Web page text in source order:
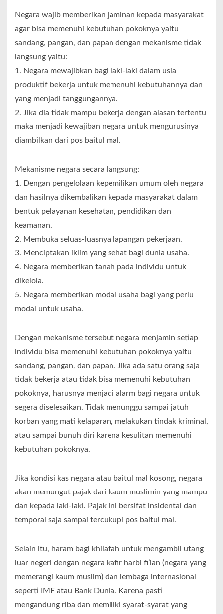
Negara wajib memberikan jaminan kepada masyarakat
agar bisa memenuhi kebutuhan pokoknya yaitu
sandang, pangan, dan papan dengan mekanisme tidak
langsung yaitu:
1. Negara mewajibkan bagi laki-laki dalam usia
produktif bekerja untuk memenuhi kebutuhannya dan
yang menjadi tanggungannya.
2. Jika dia tidak mampu bekerja dengan alasan tertentu
maka menjadi kewajiban negara untuk mengurusinya
diambilkan dari pos baitul mal.
Mekanisme negara secara langsung:
1. Dengan pengelolaan kepemilikan umum oleh negara
dan hasilnya dikembalikan kepada masyarakat dalam
bentuk pelayanan kesehatan, pendidikan dan
keamanan.
2. Membuka seluas-luasnya lapangan pekerjaan.
3. Menciptakan iklim yang sehat bagi dunia usaha.
4. Negara memberikan tanah pada individu untuk
dikelola.
5. Negara memberikan modal usaha bagi yang perlu
modal untuk usaha.
Dengan mekanisme tersebut negara menjamin setiap
individu bisa memenuhi kebutuhan pokoknya yaitu
sandang, pangan, dan papan. Jika ada satu orang saja
tidak bekerja atau tidak bisa memenuhi kebutuhan
pokoknya, harusnya menjadi alarm bagi negara untuk
segera diselesaikan. Tidak menunggu sampai jatuh
korban yang mati kelaparan, melakukan tindak kriminal,
atau sampai bunuh diri karena kesulitan memenuhi
kebutuhan pokoknya.
Jika kondisi kas negara atau baitul mal kosong, negara
akan memungut pajak dari kaum muslimin yang mampu
dan kepada laki-laki. Pajak ini bersifat insidental dan
temporal saja sampai tercukupi pos baitul mal.
Selain itu, haram bagi khilafah untuk mengambil utang
luar negeri dengan negara kafir harbi fi’lan (negara yang
memerangi kaum muslim) dan lembaga internasional
seperti IMF atau Bank Dunia. Karena pasti
mengandung riba dan memiliki syarat-syarat yang